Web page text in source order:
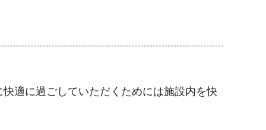
適に過ごしていただくためには施設内を快